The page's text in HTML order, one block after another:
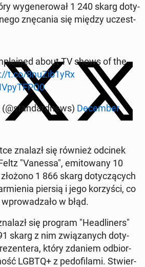
wy­ge­ne­ro­wał 1 240 skarg do­ty­
znę­ca­nia się między uczest­
about TV shows of the
t.co/8nuZib1yRx
De­cem­ber
znalazł się również odcinek
"Vanessa", emi­to­wa­ny 10
1 866 skarg do­ty­czą­cych
piersią i jego ko­rzy­ści, co
w błąd.
się program "He­adli­ners"
skarg z nim zwią­za­nych do­ty­
który zdaniem od­bior­
LGBTQ+ z pe­do­fi­la­mi. Stwier­